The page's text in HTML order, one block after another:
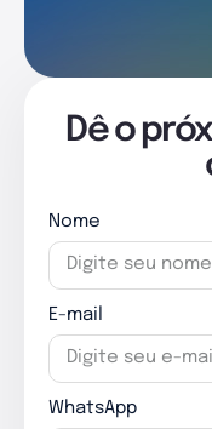
Dê o
Nome
E-mail
WhatsApp